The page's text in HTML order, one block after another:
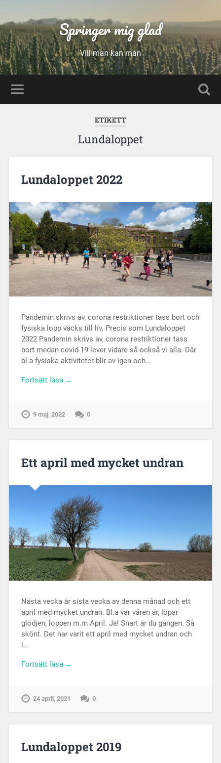
Springer mig glad
Vill man kan man
ETIKETT
Lundaloppet
Lundaloppet 2022
Pandemin skrivs av, corona restriktioner tass bort och
fysiska lopp väcks till liv. Precis som Lundaloppet
2022 Pandemin skrivs av, corona restriktioner tass
bort medan covid-19 lever vidare så också vi alla. Där
bl.a fysiska aktiviteter blir av igen och…
Fortsätt läsa →
9 maj, 2022 0
Ett april med mycket undran
Nästa vecka är sista vecka av denna månad och ett
april med mycket undran. Bl.a var våren är, löpar
glödjen, loppen m.m April. Ja! Snart är du gången. Så
skönt. Det har varit ett april med mycket undran och
i…
Fortsätt läsa →
24 april, 2021 0
Lundaloppet 2019